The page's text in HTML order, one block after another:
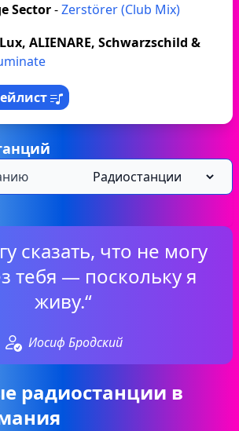
Sector-Zerstörer (Club Mix)
ALIENARE, Schwarzschild &
сказать, что не могу
тебя — поскольку я
живу.“
Иосиф Бродский
радиостанции в